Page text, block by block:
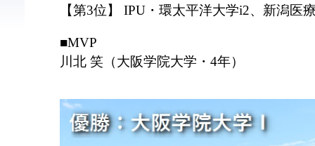
【第3位】 IPU・環太平洋大学i2、新潟医
■MVP
川北 笑（大阪学院大学・4年）